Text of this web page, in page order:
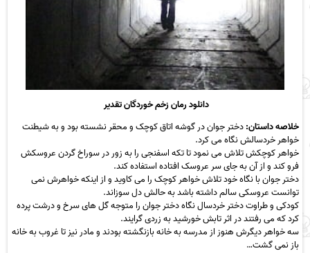
دانلود رمان زخم خوردگان تقدیر
خلاصه داستان:دختر جوان در گوشه اتاق کوچک و محقر نشسته بود و به شیطنت
خواهر خردسالش نگاه می کرد.
خواهر کوچکش تلاش می نمود تا تکه اسفنجی را به زور در سوراخ گردن عروسکش
فرو کند و از آن به جای سر عروسک افتاده استفاده کند.
دختر جوان با نگاه خود تلاش خواهر کوچک را می کاوید و از اینکه خواهرش نمی
توانست عروسکی سالم داشته باشد به حالش دل سوزاند.
کودکی و طراوت دختر خردسال نگاه دختر جوان را متوجه گل های سرخ و درشت پرده
کرد که می رفتند در اثر تابش خورشید به زردی گرایند.
سه خواهر دیگرش هنوز از مدرسه به خانه بازنگشته بودند و مادر نیز تا غروب به خانه
باز نمی گشت…